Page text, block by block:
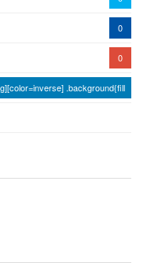
0
0
.background{fill